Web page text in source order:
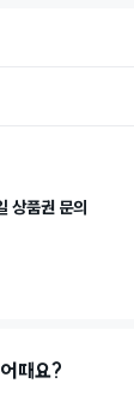
상품권 문의
때요?